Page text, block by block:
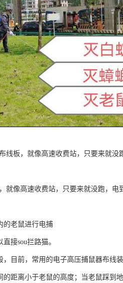
线板，就像高速收费站，只要来就
就像高速收费站，只要来就没跑，电
的老鼠进行电捕
接sou拦路猫。
目前，常用的电子高压捕鼠器布线
距离小于老鼠的高度；当老鼠踩到